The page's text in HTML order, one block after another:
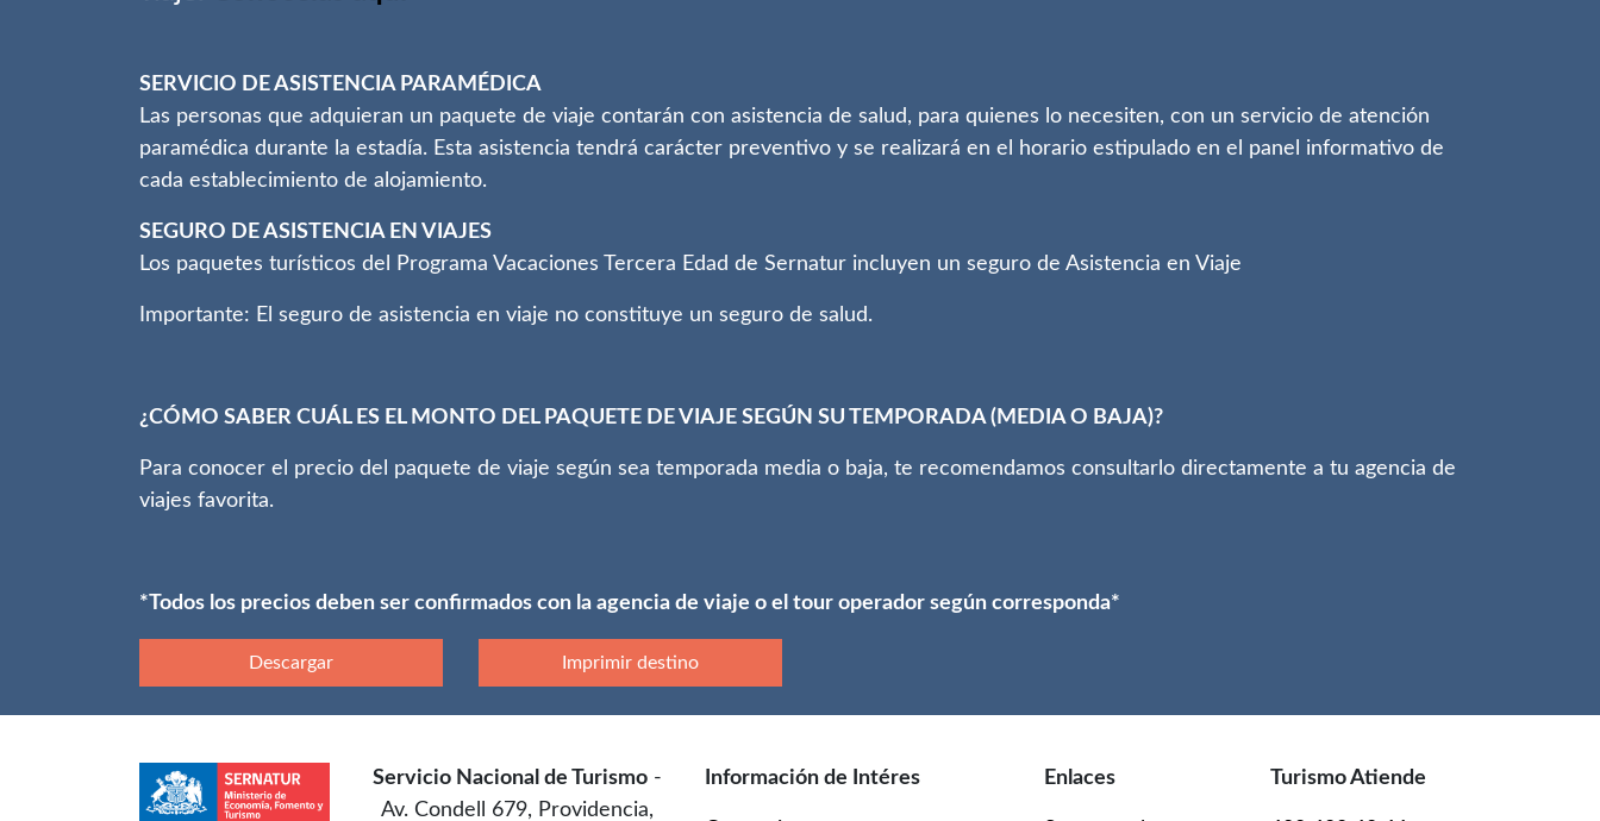
SERVICIO DE ASISTENCIA PARAMÉDICA
Las personas que adquieran un paquete de viaje contarán con asistencia de salud, para quienes lo necesiten, con un servicio de atención
paramédica durante la estadía. Esta asistencia tendrá carácter preventivo y se realizará en el horario estipulado en el panel informativo de
cada establecimiento de alojamiento.
SEGURO DE ASISTENCIA EN VIAJES
Los paquetes turísticos del Programa Vacaciones Tercera Edad de Sernatur incluyen un seguro de Asistencia en Viaje
Importante: El seguro de asistencia en viaje no constituye un seguro de salud.
¿CÓMO SABER CUÁL ES EL MONTO DEL PAQUETE DE VIAJE SEGÚN SU TEMPORADA (MEDIA O BAJA)?
Para conocer el precio del paquete de viaje según sea temporada media o baja, te recomendamos consultarlo directamente a tu agencia de
viajes favorita.
*Todos los precios deben ser confirmados con la agencia de viaje o el tour operador según corresponda*
Descargar Imprimir destino
Servicio Nacional de Turismo -
Av. Condell 679, Providencia,
Información de Intéres Enlaces Turismo Atiende